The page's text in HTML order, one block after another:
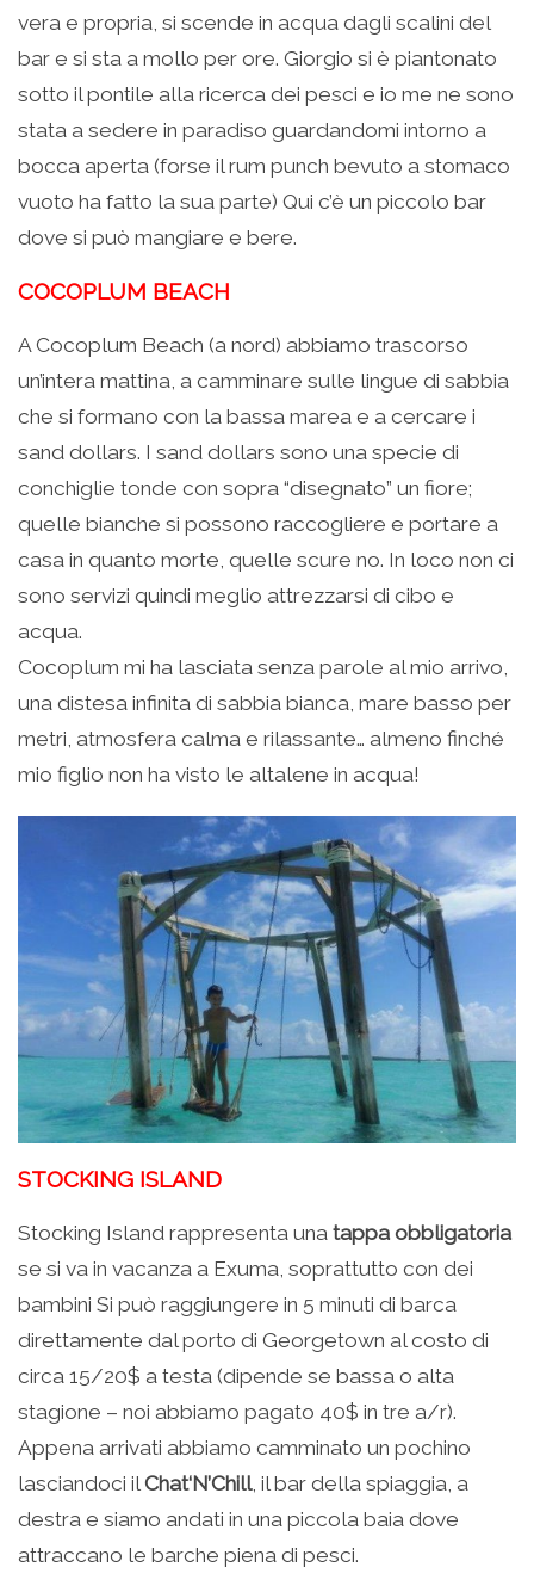
vera e propria, si scende in acqua dagli scalini del
bar e si sta a mollo per ore. Giorgio si è piantonato
sotto il pontile alla ricerca dei pesci e io me ne sono
stata a sedere in paradiso guardandomi intorno a
bocca aperta (forse il rum punch bevuto a stomaco
vuoto ha fatto la sua parte) Qui c’è un piccolo bar
dove si può mangiare e bere.
COCOPLUM BEACH
A Cocoplum Beach (a nord) abbiamo trascorso
un’intera mattina, a camminare sulle lingue di sabbia
che si formano con la bassa marea e a cercare i
sand dollars. I sand dollars sono una specie di
conchiglie tonde con sopra “disegnato” un fiore;
quelle bianche si possono raccogliere e portare a
casa in quanto morte, quelle scure no. In loco non ci
sono servizi quindi meglio attrezzarsi di cibo e
acqua.
Cocoplum mi ha lasciata senza parole al mio arrivo,
una distesa infinita di sabbia bianca, mare basso per
metri, atmosfera calma e rilassante… almeno finché
mio figlio non ha visto le altalene in acqua!
STOCKING ISLAND
Stocking Island rappresenta una tappa obbligatoria
se si va in vacanza a Exuma, soprattutto con dei
bambini Si può raggiungere in 5 minuti di barca
direttamente dal porto di Georgetown al costo di
circa 15/20$ a testa (dipende se bassa o alta
stagione – noi abbiamo pagato 40$ in tre a/r).
Appena arrivati abbiamo camminato un pochino
lasciandoci ilChat‘N’Chill, il bar della spiaggia, a
destra e siamo andati in una piccola baia dove
attraccano le barche piena di pesci.